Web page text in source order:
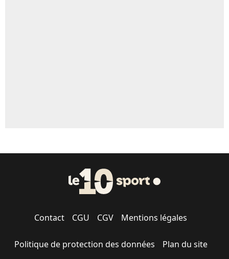
Contact CGU CGV Mentions légales
Politique de protection des données Plan du site